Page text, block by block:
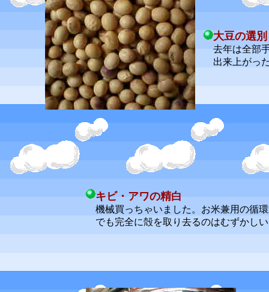
大豆の選別
去年は全部
出来上がっ
キビ・アワの精白
機械買っちゃいました。お米兼用の循
でも完全に殻を取り去るのはむずかし